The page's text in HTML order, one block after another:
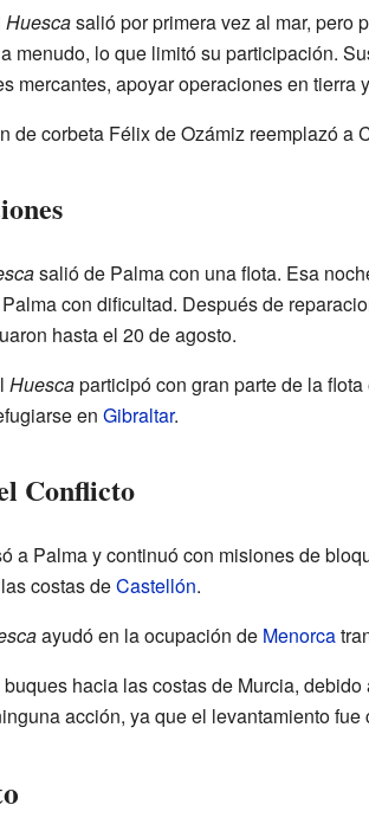
Huescasalió por primera vez al mar, pero
menudo, lo que limitó su participación.
mercantes, apoyar operaciones en tierra
de corbeta Félix de Ozámiz reemplazó a
salió de Palma con una flota. Esa
con dificultad. Después de
hasta el 20 de agosto.
Huescaparticipó con gran parte de la
en Gibraltar.
Conflicto
a Palma y continuó con misiones de
costas deCastellón.
ayudó en la ocupación de Menorca
hacia las costas de Murcia,
acción, ya que el levantamiento fue